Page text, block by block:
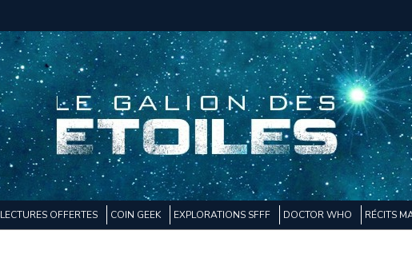
LECTURES OFFERTES COIN GEEK EXPLORATIONS SFFF DOCTOR WHO RÉCITS